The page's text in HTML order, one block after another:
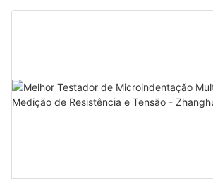
Unidade de secagem